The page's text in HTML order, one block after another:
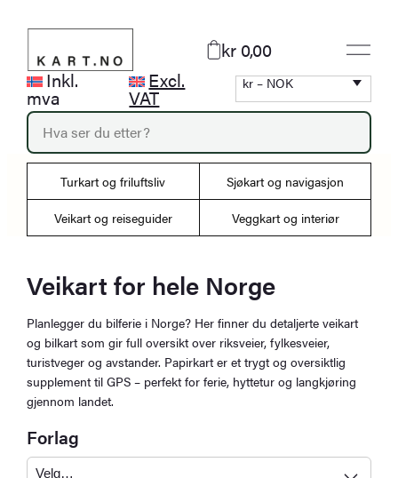
innhold
kr 0,00
Inkl.
mva
Excl.
VAT
kr – NOK
P
o
d
c
s
e
a
r
c
h
Turkart og friluftsliv Sjøkart og navigasjon
Veikart og reiseguider Veggkart og interiør
Veikart for hele Norge
Planlegger du bilferie i Norge? Her finner du detaljerte veikart
og bilkart som gir full oversikt over riksveier, fylkesveier,
turistveger og avstander. Papirkart er et trygt og oversiktlig
supplement til GPS – perfekt for ferie, hyttetur og langkjøring
gjennom landet.
Forlag